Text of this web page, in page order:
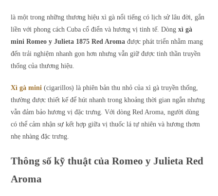
số
lượng
là một trong những thương hiệu xì gà nổi tiếng có lịch sử lâu đời, gắn
liền với phong cách Cuba cổ điển và hương vị tinh tế. Dòngxì gà
mini Romeo y Julieta 1875 Red Aroma được phát triển nhằm mang
đến trải nghiệm nhanh gọn hơn nhưng vẫn giữ được tinh thần truyền
thống của thương hiệu.
Xì gà mini (cigarillos) là phiên bản thu nhỏ của xì gà truyền thống,
thường được thiết kế để hút nhanh trong khoảng thời gian ngắn nhưng
vẫn đảm bảo hương vị đặc trưng. Với dòng Red Aroma, người dùng
có thể cảm nhận sự kết hợp giữa vị thuốc lá tự nhiên và hương thơm
nhẹ nhàng đặc trưng.
Thông số kỹ thuật của Romeo y Julieta Red
Aroma